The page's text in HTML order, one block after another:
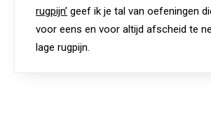
rugpijn’ geef ik je tal van oefeningen
voor eens en voor altijd afscheid te
lage rugpijn.